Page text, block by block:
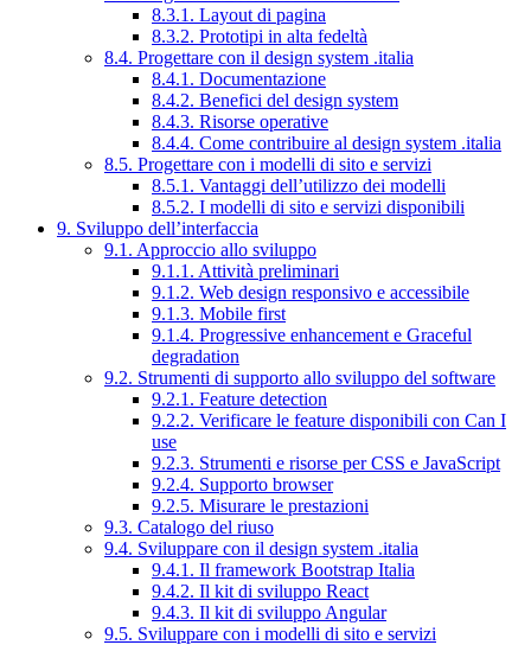
8.3.1. Layout di pagina
8.3.2. Prototipi in alta fedeltà
8.4. Progettare con il design system .italia
8.4.1. Documentazione
8.4.2. Benefici del design system
8.4.3. Risorse operative
8.4.4. Come contribuire al design system .italia
8.5. Progettare con i modelli di sito e servizi
8.5.1. Vantaggi dell’utilizzo dei modelli
8.5.2. I modelli di sito e servizi disponibili
9. Sviluppo dell’interfaccia
9.1. Approccio allo sviluppo
9.1.1. Attività preliminari
9.1.2. Web design responsivo e accessibile
9.1.3. Mobile first
9.1.4. Progressive enhancement e Graceful
degradation
9.2. Strumenti di supporto allo sviluppo del software
9.2.1. Feature detection
9.2.2. Verificare le feature disponibili con Can I
use
9.2.3. Strumenti e risorse per CSS e JavaScript
9.2.4. Supporto browser
9.2.5. Misurare le prestazioni
9.3. Catalogo del riuso
9.4. Sviluppare con il design system .italia
9.4.1. Il framework Bootstrap Italia
9.4.2. Il kit di sviluppo React
9.4.3. Il kit di sviluppo Angular
9.5. Sviluppare con i modelli di sito e servizi